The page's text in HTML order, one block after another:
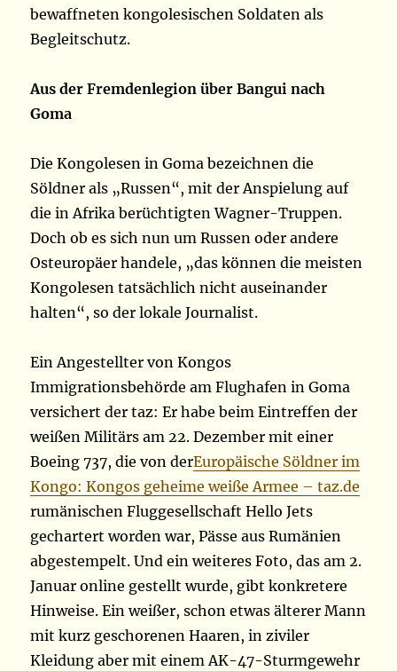
bewaffneten kongolesischen Soldaten als
Begleitschutz.
Aus der Fremdenlegion über Bangui nach
Goma
Die Kongolesen in Goma bezeichnen die
Söldner als „Russen“, mit der Anspielung auf
die in Afrika berüchtigten Wagner-Truppen.
Doch ob es sich nun um Russen oder andere
Osteuropäer handele, „das können die meisten
Kongolesen tatsächlich nicht auseinander
halten“, so der lokale Journalist.
Ein Angestellter von Kongos
Immigrationsbehörde am Flughafen in Goma
versichert der taz: Er habe beim Eintreffen der
weißen Militärs am 22. Dezember mit einer
Boeing 737, die von derEuropäische Söldner im
Kongo: Kongos geheime weiße Armee – taz.de
rumänischen Fluggesellschaft Hello Jets
gechartert worden war, Pässe aus Rumänien
abgestempelt. Und ein weiteres Foto, das am 2.
Januar online gestellt wurde, gibt konkretere
Hinweise. Ein weißer, schon etwas älterer Mann
mit kurz geschorenen Haaren, in ziviler
Kleidung aber mit einem AK-47-Sturmgewehr